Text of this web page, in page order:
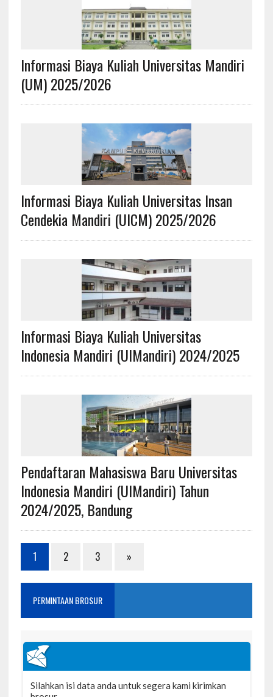
Informasi Biaya Kuliah Universitas Mandiri
(UM) 2025/2026
Informasi Biaya Kuliah Universitas Insan
Cendekia Mandiri (UICM) 2025/2026
Informasi Biaya Kuliah Universitas
Indonesia Mandiri (UIMandiri) 2024/2025
Pendaftaran Mahasiswa Baru Universitas
Indonesia Mandiri (UIMandiri) Tahun
2024/2025, Bandung
1 2 3 »
PERMINTAAN BROSUR